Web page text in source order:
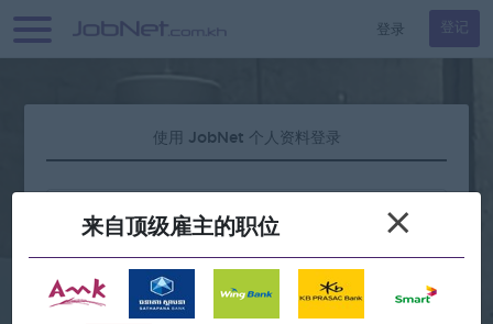
登录 登记
使用 JobNet 个人资料登录
忘记密码？
来自顶级雇主的职位 ×